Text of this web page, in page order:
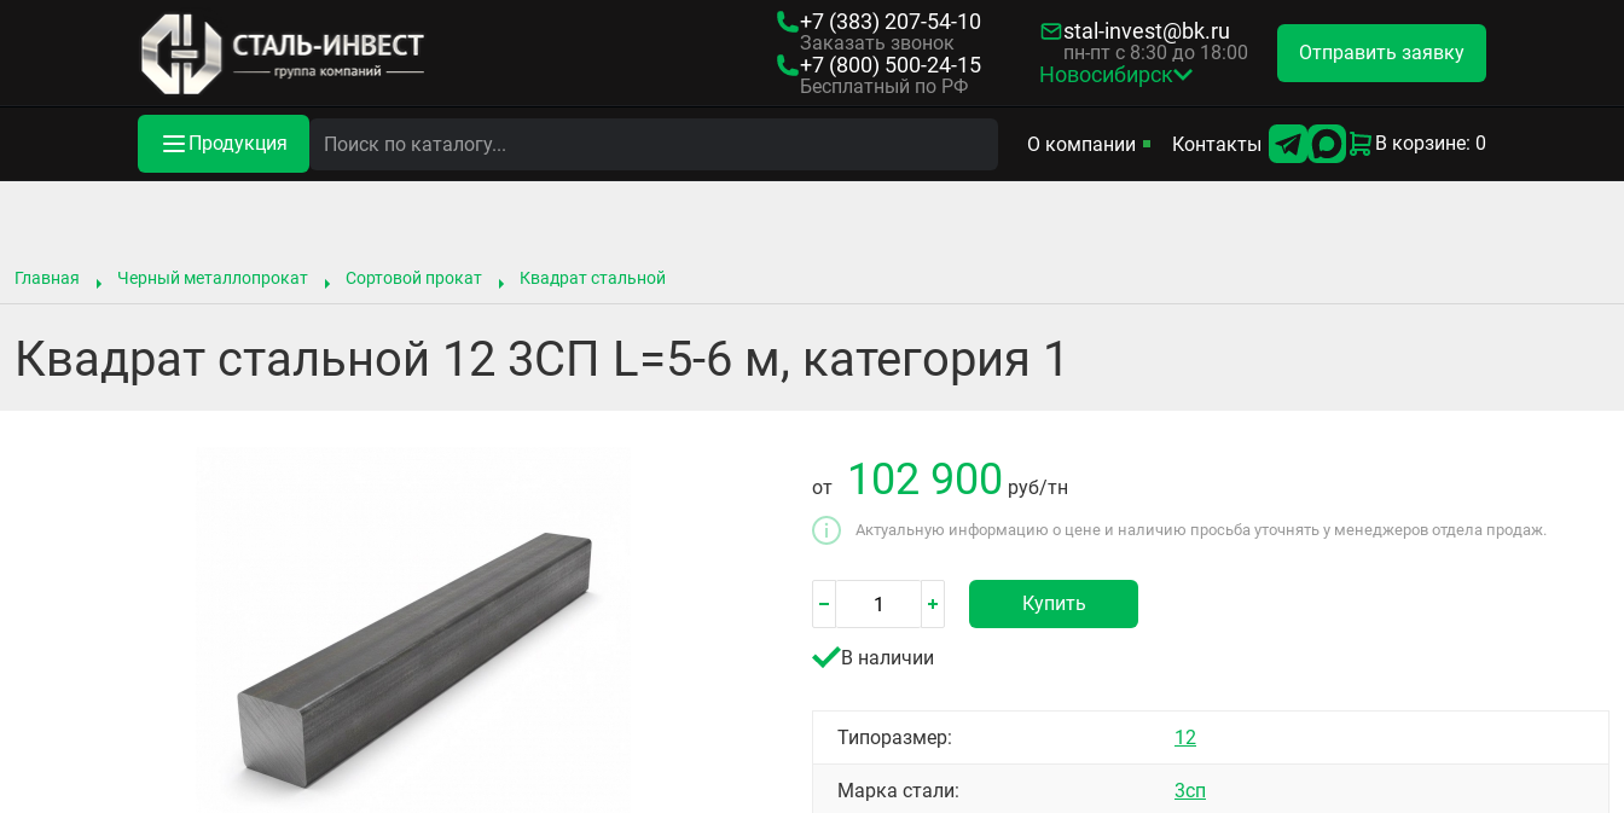
+7 (383) 207-54-10
Заказать звонок
+7 (800) 500-24-15
Бесплатный по РФ
stal-invest@bk.ru
пн-пт с 8:30 до 18:00
Новосибирск
Отправить заявку
Продукция О компании Контакты В корзине: 0
Главная Черный металлопрокат Сортовой прокат Квадрат стальной
Квадрат стальной 12 3СП L=5-6 м, категория 1
от 102 900 руб/тн
Актуальную информацию о цене и наличию просьба уточнять у менеджеров отдела продаж.
Купить
В наличии
Типоразмер: 12
Марка стали: 3сп